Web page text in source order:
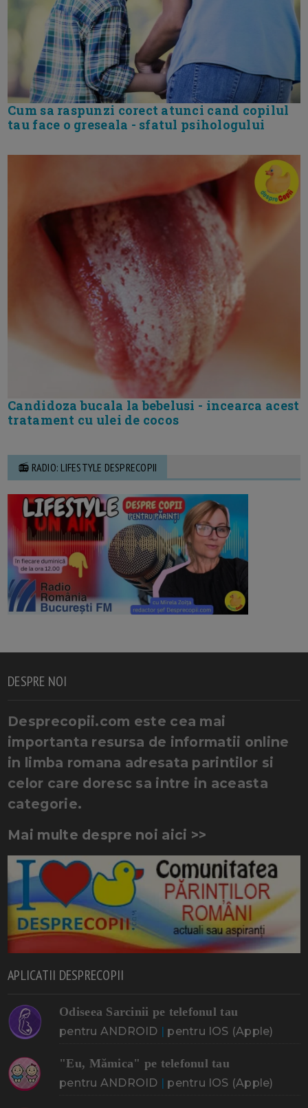
Cum sa raspunzi corect atunci cand copilul
tau face o greseala - sfatul psihologului
Candidoza bucala la bebelusi - incearca acest
tratament cu ulei de cocos
📻 RADIO: LIFESTYLE DESPRECOPII
DESPRE NOI
Desprecopii.com este cea mai
importanta resursa de informatii online
in limba romana adresata parintilor si
celor care doresc sa intre in aceasta
categorie.
Mai multe despre noi aici >>
APLICATII DESPRECOPII
Odiseea Sarcinii pe telefonul tau
pentru ANDROID | pentru IOS (Apple)
"Eu, Mămica" pe telefonul tau
pentru ANDROID | pentru IOS (Apple)